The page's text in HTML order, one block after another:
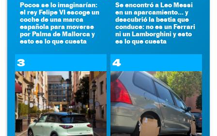
Pocos se lo imaginarían:
el rey Felipe VI escoge un
coche de una marca
española para moverse
por Palma de Mallorca y
esto es lo que cuesta
Se encontró a Leo Messi
en un aparcamiento... y
descubrió la bestia que
conduce: no es un Ferrari
ni un Lamborghini y esto
es lo que cuesta
3 4